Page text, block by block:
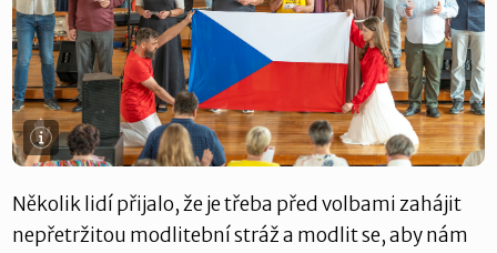
Několik lidí přijalo, že je třeba před volbami zahájit
nepřetržitou modlitební stráž a modlit se, aby nám